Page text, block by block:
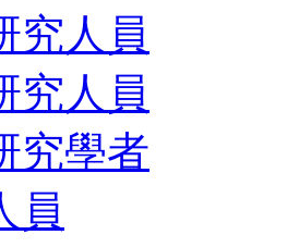
究人員
究人員
究學者
員